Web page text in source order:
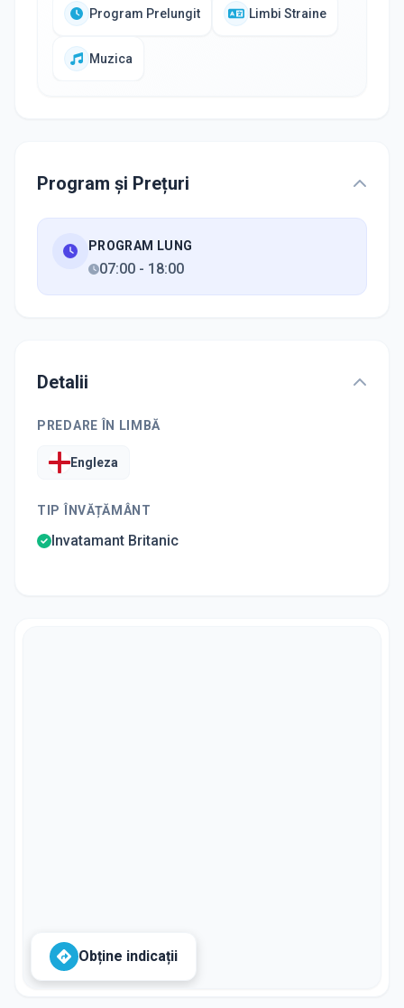
Program Prelungit Limbi Straine
Muzica
Program și Prețuri
PROGRAM LUNG
07:00 - 18:00
Detalii
PREDARE ÎN LIMBĂ
Engleza
TIP ÎNVĂȚĂMÂNT
Invatamant Britanic
Obține indicații